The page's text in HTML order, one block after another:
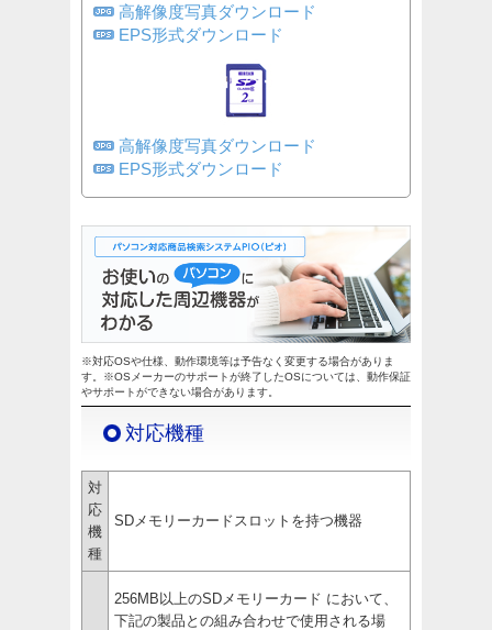
高解像度写真ダウンロード
EPS形式ダウンロード
高解像度写真ダウンロード
EPS形式ダウンロード
※対応OSや仕様、動作環境等は予告なく変更する場合がありま
す。※OSメーカーのサポートが終了したOSについては、動作保証
やサポートができない場合があります。
対応機種
対
応
機
種
SDメモリーカードスロットを持つ機器
256MB以上のSDメモリーカード において、
下記の製品との組み合わせで使用される場